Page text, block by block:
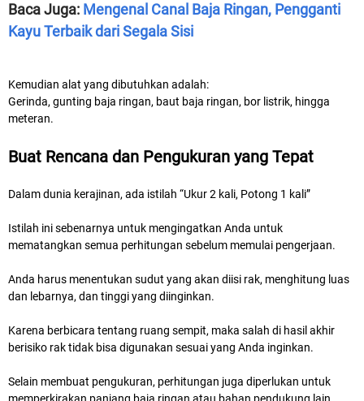
Baca Juga: Mengenal Canal Baja Ringan, Pengganti
Kayu Terbaik dari Segala Sisi
Kemudian alat yang dibutuhkan adalah:
Gerinda, gunting baja ringan, baut baja ringan, bor listrik, hingga
meteran.
Buat Rencana dan Pengukuran yang Tepat
Dalam dunia kerajinan, ada istilah “Ukur 2 kali, Potong 1 kali”
Istilah ini sebenarnya untuk mengingatkan Anda untuk
mematangkan semua perhitungan sebelum memulai pengerjaan.
Anda harus menentukan sudut yang akan diisi rak, menghitung luas
dan lebarnya, dan tinggi yang diinginkan.
Karena berbicara tentang ruang sempit, maka salah di hasil akhir
berisiko rak tidak bisa digunakan sesuai yang Anda inginkan.
Selain membuat pengukuran, perhitungan juga diperlukan untuk